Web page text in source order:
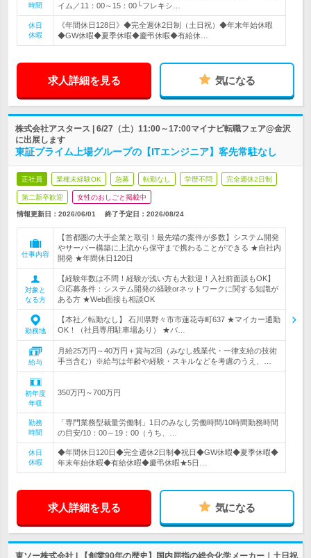
時間
イム／11：00～15：00└フレキシ…
休日
休暇
《年間休日128日》◆完全週休2日制（土日祝）◆年末年始休暇
◆GW休暇◆夏季休暇◆慶弔休暇◆有給休…
求人詳細を見る 気になる
株式会社アスタース | 6/27（土）11:00～17:00マイナビ転職フェア@金沢
に出展します
東証プライム上場グループの【ITエンジニア】客先常駐なし
正社員 業種未経験OK 急募 転勤なし 学歴不問 完全週休2日制
第二新卒歓迎 女性のおしごと掲載中
情報更新日：2026/06/01 終了予定日： 2026/08/24
仕事内容
【首都圏の大手企業と取引！最先端の案件が多数】システム開発
やサーバー構築に上流から保守まで携わることができる ★自社内
開発 ★年間休日120日
対象と
なる方
【経験年数は不問！経験が浅い方も大歓迎！入社前面談もOK】
◎応募条件：システム開発の経験orネットワークに関する知識が
ある方 ★Web面接も相談OK
勤務地
【本社／転勤なし】 石川県野々市市蓮花寺町637 ★マイカー通勤
OK！（社員専用駐車場あり） ★バ…
給与
月給25万円～40万円＋賞与2回（みなし残業代・一律支給の技術
手当含む）※給与は年齢や経験・スキルなどを考慮のうえ、…
初年度
年収
350万円～700万円
勤務
時間
「専門業務型裁量労働制」1日のみなし労働時間/10時間勤務時間
の目安/10：00～19：00（うち、…
休日
休暇
◆年間休日120日◆完全週休2日制◆祝日◆GW休暇◆夏季休暇◆
年末年始休暇◆有給休暇◆慶弔休暇★5日…
求人詳細を見る 気になる
東ソー株式会社 | 【創業90年の歴史】国内屈指の総合化学メーカー｜土日祝